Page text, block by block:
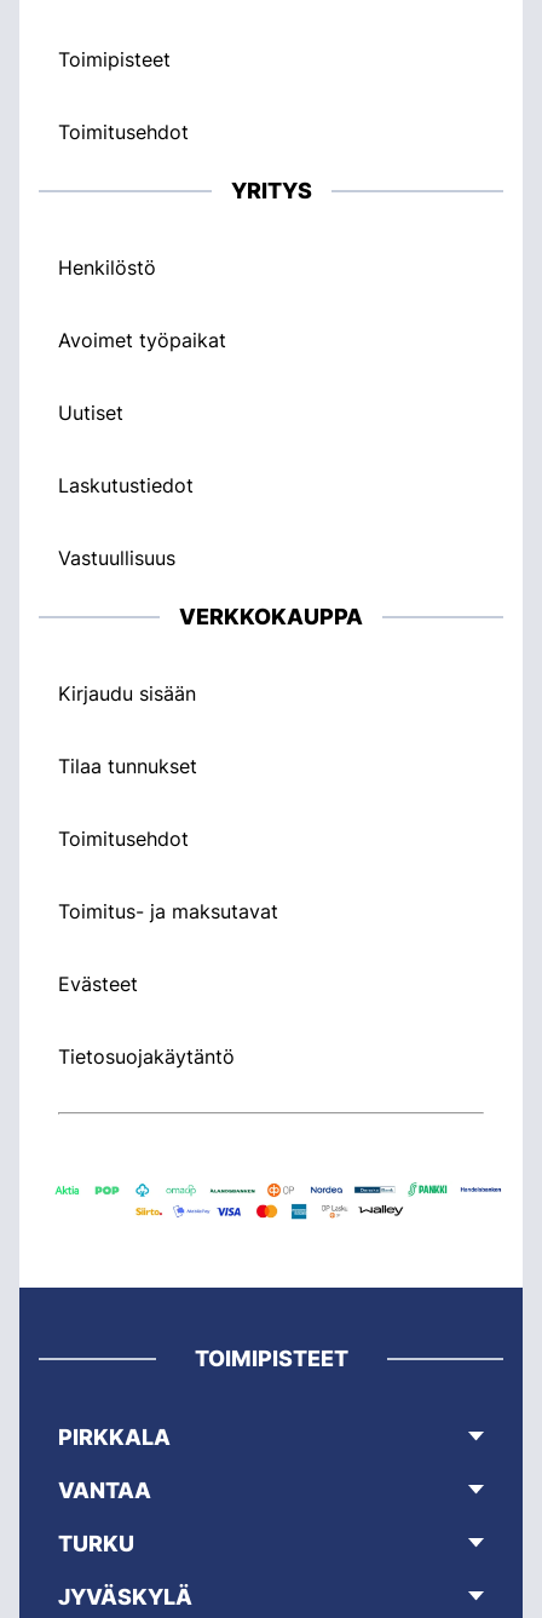
Toimipisteet
Toimitusehdot
YRITYS
Henkilöstö
Avoimet työpaikat
Uutiset
Laskutustiedot
Vastuullisuus
VERKKOKAUPPA
Kirjaudu sisään
Tilaa tunnukset
Toimitusehdot
Toimitus- ja maksutavat
Evästeet
Tietosuojakäytäntö
TOIMIPISTEET
PIRKKALA
VANTAA
TURKU
JYVÄSKYLÄ